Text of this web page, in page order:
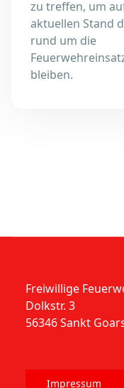
zu treffen, um
aktuellen Stand
rund um die
bleiben.
Freiwillige
Dolkstr. 3
56346 Sankt
Impressum